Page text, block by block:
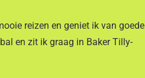
reizen en geniet ik van goede
en zit ik graag in Baker Tilly-